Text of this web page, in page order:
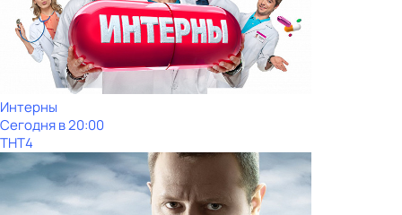
Интерны
Сегодня в 20:00
ТНТ4